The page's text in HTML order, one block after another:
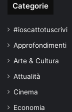
Categorie
#ioscattotuscrivi
Approfondimenti
Arte & Cultura
Attualità
Cinema
Economia